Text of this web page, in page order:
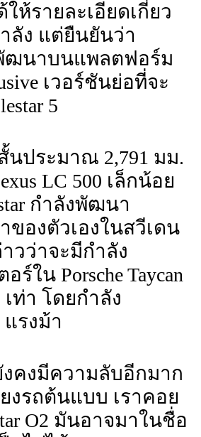
ให้รายละเอียดเกี่ยว
ลัง แต่ยืนยันว่า
พัฒนาบนแพลตฟอร์ม
เวอร์ชันย่อที่จะ
5
นประมาณ 2,791 มม.
LC 500 เล็กน้อย
กำลังพัฒนา
ของตัวเองในสวีเดน
วว่าจะมีกำลัง
ร์ใน Porsche Taycan
ท่า โดยกำลัง
แรงม้า
งคงมีความลับอีกมาก
งรถต้นแบบ เราคอย
O2 มันอาจมาในชื่อ